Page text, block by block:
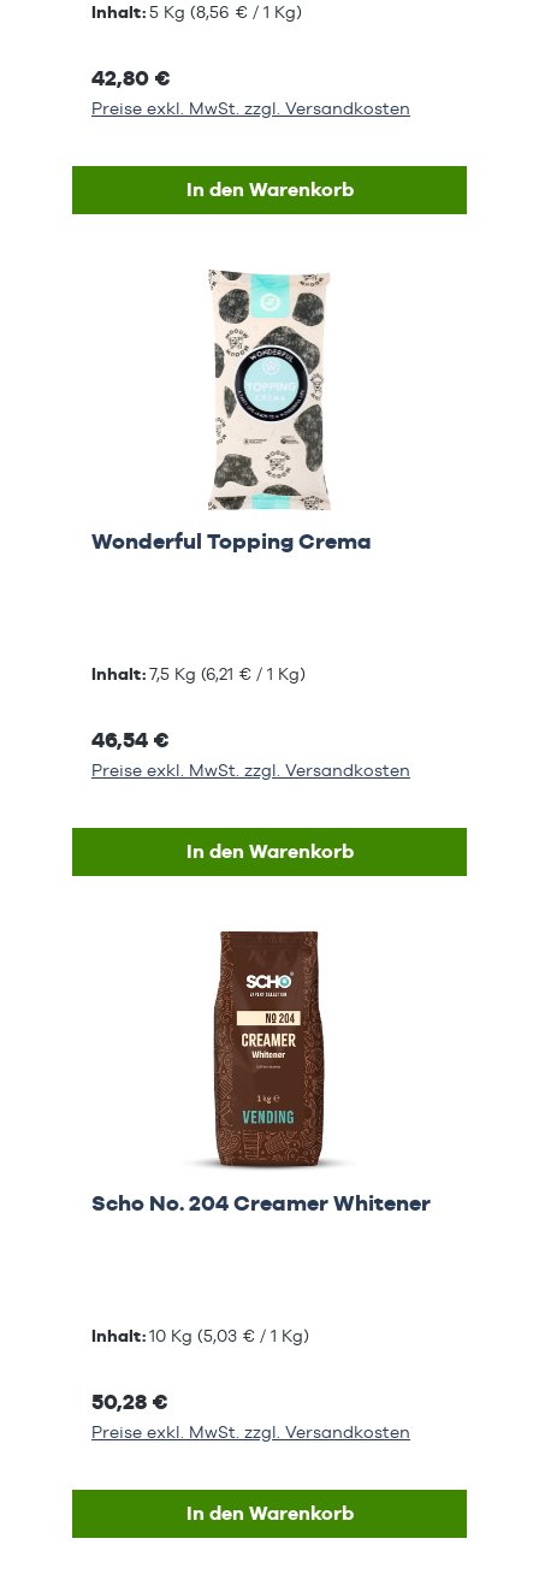
Inhalt:5 Kg (8,56 € / 1 Kg)
42,80 €
Preise exkl. MwSt. zzgl. Versandkosten
In den Warenkorb
Wonderful Topping Crema
Inhalt:7,5 Kg (6,21 € / 1 Kg)
46,54 €
Preise exkl. MwSt. zzgl. Versandkosten
In den Warenkorb
Scho No. 204 Creamer Whitener
Inhalt:10 Kg (5,03 € / 1 Kg)
50,28 €
Preise exkl. MwSt. zzgl. Versandkosten
In den Warenkorb